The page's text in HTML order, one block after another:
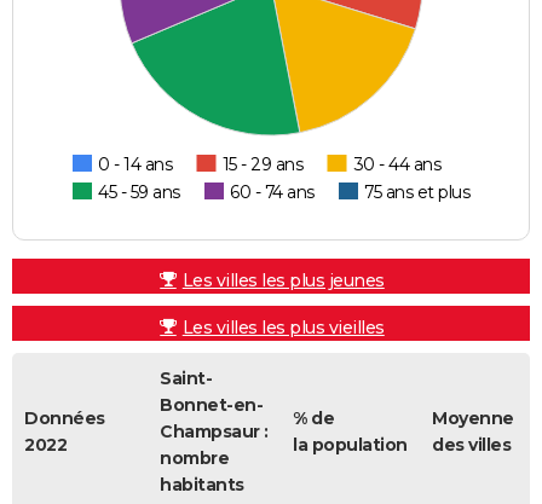
0 - 14 ans 15 - 29 ans
30 - 44 ans
45 - 59 ans
60 - 74 ans 75 ans et plus
Les villes les plus jeunes
Les villes les plus vieilles
Données
2022
Saint-
Bonnet-en-
Champsaur :
nombre
habitants
% de
la population
Moyenne
des villes